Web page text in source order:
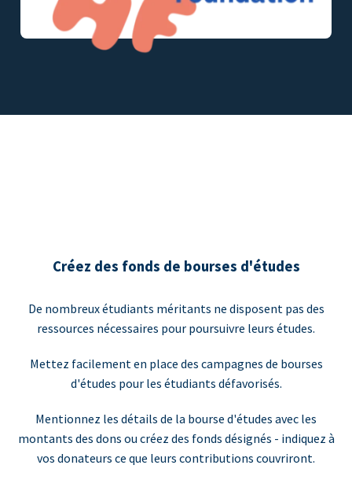
Créez des fonds de bourses d'études
De nombreux étudiants méritants ne disposent pas des
ressources nécessaires pour poursuivre leurs études.
Mettez facilement en place des campagnes de bourses
d'études pour les étudiants défavorisés.
Mentionnez les détails de la bourse d'études avec les
montants des dons ou créez des fonds désignés - indiquez à
vos donateurs ce que leurs contributions couvriront.